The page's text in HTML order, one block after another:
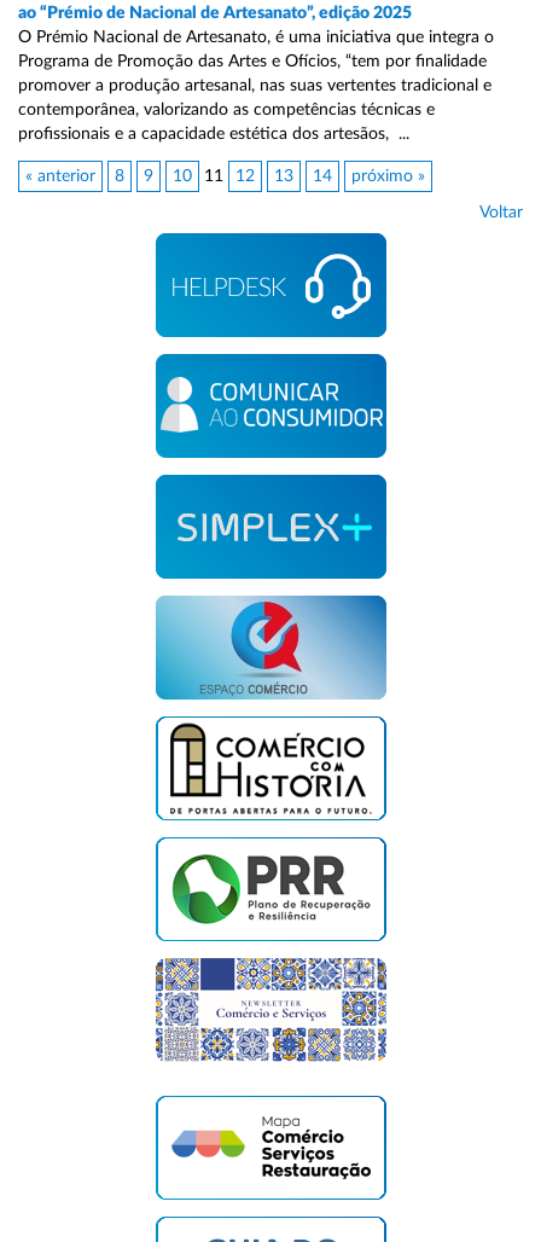
ao “Prémio de Nacional de Artesanato”, edição 2025
O Prémio Nacional de Artesanato, é uma iniciativa que integra o
Programa de Promoção das Artes e Ofícios, “tem por finalidade
promover a produção artesanal, nas suas vertentes tradicional e
contemporânea, valorizando as competências técnicas e
profissionais e a capacidade estética dos artesãos, ...
« anterior 8 9 10 11 12 13 14 próximo »
Voltar